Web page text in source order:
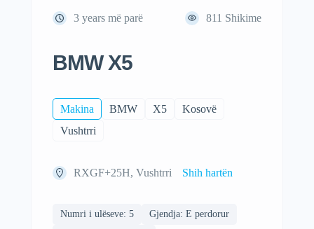
3 years më parë 811 Shikime
BMW X5
Makina BMW X5
Kosovë
Vushtrri
RXGF+25H, Vushtrri Shih hartën
Numri i ulëseve: 5
Gjendja: E perdorur